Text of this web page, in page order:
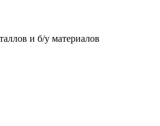
и б/у материалов